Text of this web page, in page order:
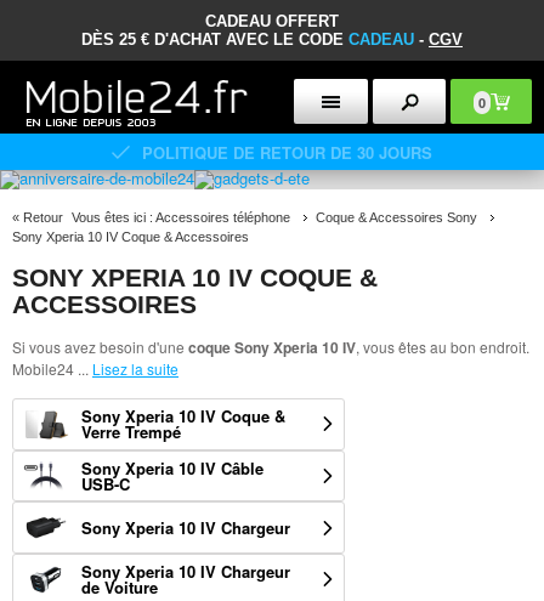
CADEAU OFFERT
DÈS 25 € D'ACHAT AVEC LE CODE CADEAU - CGV
0
POLITIQUE DE RETOUR DE 30 JOURS
« Retour Vous êtes ici : Accessoires téléphone
Coque & Accessoires Sony
Sony Xperia 10 IV Coque & Accessoires
SONY XPERIA 10 IV COQUE &
ACCESSOIRES
Si vous avez besoin d'une coque Sony Xperia 10 IV, vous êtes au bon endroit.
Mobile24 ... Lisez la suite
Sony Xperia 10 IV Coque &
Verre Trempé
Sony Xperia 10 IV Câble
USB-C
Sony Xperia 10 IV Chargeur
Sony Xperia 10 IV Chargeur
de Voiture